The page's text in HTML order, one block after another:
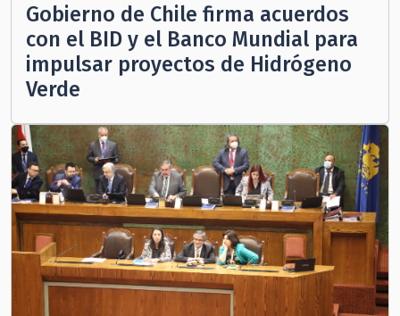
Gobierno de Chile firma acuerdos
con el BID y el Banco Mundial para
impulsar proyectos de Hidrógeno
Verde